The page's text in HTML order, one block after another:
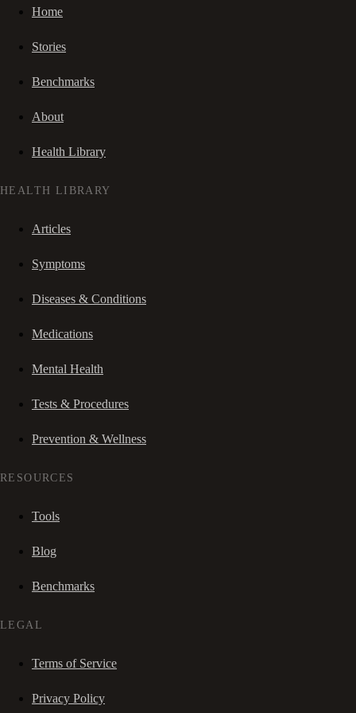
Home
Stories
Benchmarks
About
Health Library
HEALTH LIBRARY
Articles
Symptoms
Diseases & Conditions
Medications
Mental Health
Tests & Procedures
Prevention & Wellness
RESOURCES
Tools
Blog
Benchmarks
LEGAL
Terms of Service
Privacy Policy